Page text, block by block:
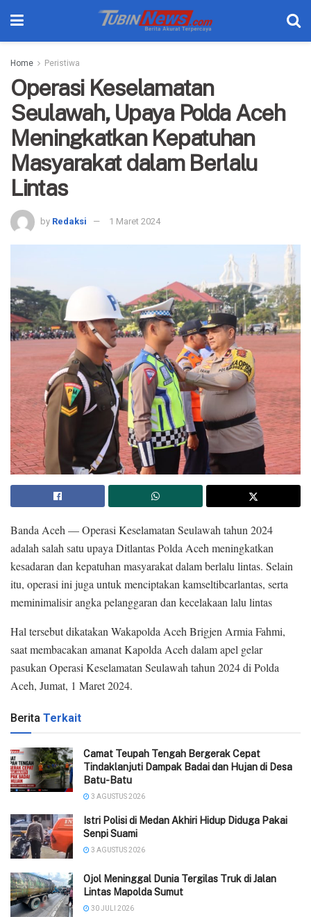
Home Peristiwa
Operasi Keselamatan
Seulawah, Upaya Polda Aceh
Meningkatkan Kepatuhan
Masyarakat dalam Berlalu
Lintas
by Redaksi 1 Maret 2024
Banda Aceh — Operasi Keselamatan Seulawah tahun 2024
adalah salah satu upaya Ditlantas Polda Aceh meningkatkan
kesadaran dan kepatuhan masyarakat dalam berlalu lintas. Selain
itu, operasi ini juga untuk menciptakan kamseltibcarlantas, serta
meminimalisir angka pelanggaran dan kecelakaan lalu lintas
Hal tersebut dikatakan Wakapolda Aceh Brigjen Armia Fahmi,
saat membacakan amanat Kapolda Aceh dalam apel gelar
pasukan Operasi Keselamatan Seulawah tahun 2024 di Polda
Aceh, Jumat, 1 Maret 2024.
Berita Terkait
Camat Teupah Tengah Bergerak Cepat
Tindaklanjuti Dampak Badai dan Hujan di Desa
Batu-Batu
3 AGUSTUS 2026
‎Istri Polisi di Medan Akhiri Hidup Diduga Pakai
Senpi Suami
3 AGUSTUS 2026
Ojol Meninggal Dunia Tergilas Truk di Jalan
Lintas Mapolda Sumut
30 JULI 2026